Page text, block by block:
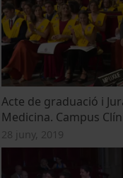
Acte de graduació i
Medicina. Campus
28 juny, 2019